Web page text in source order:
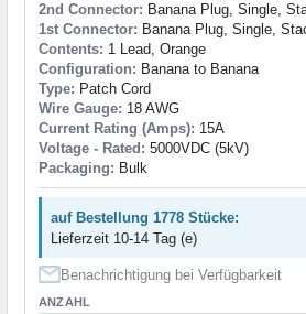
2nd Connector: Banana Plug, Single,
1st Connector: Banana Plug, Single,
Contents: 1 Lead, Orange
Configuration: Banana to Banana
Type: Patch Cord
Wire Gauge: 18 AWG
Current Rating (Amps): 15A
Voltage - Rated: 5000VDC (5kV)
Packaging: Bulk
auf Bestellung 1778 Stücke:
Lieferzeit 10-14 Tag (e)
Benachrichtigung bei Verfügbarkeit
ANZAHL